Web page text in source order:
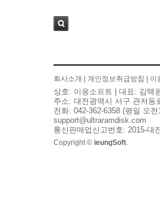
회사소개 개인정보취급방침 이
상호: 이응소프트 | 대표: 김택
주소: 대전광역시 서구 관저동
전화: 042-362-6358 (평일 오
support@ultraramdisk.com
통신판매업신고번호: 2015-대
Copyright © ieungSoft.